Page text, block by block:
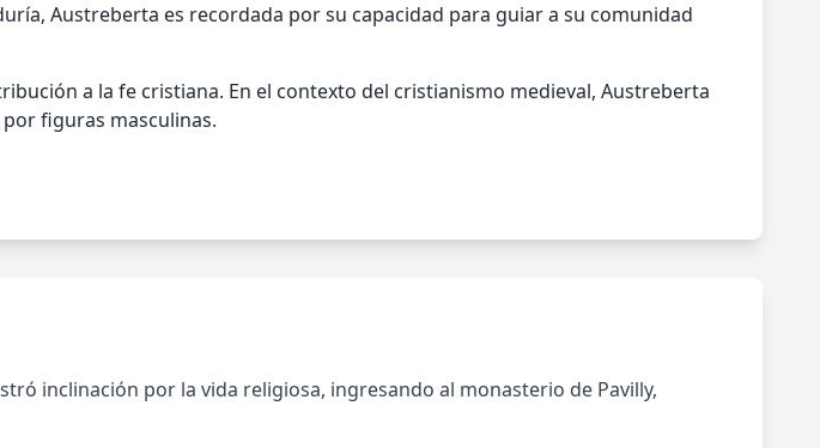
Austreberta es recordada por su capacidad para guiar a su comunidad
a la fe cristiana. En el contexto del cristianismo medieval, Austreberta
figuras masculinas.
inclinación por la vida religiosa, ingresando al monasterio de Pavilly,